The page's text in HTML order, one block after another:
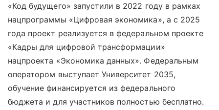
«Код будущего» запустили в 2022 году в рамках
нацпрограммы «Цифровая экономика», а с 2025
года проект реализуется в федеральном проекте
«Кадры для цифровой трансформации»
нацпроекта «Экономика данных». Федеральным
оператором выступает Университет 2035,
обучение финансируется из федерального
бюджета и для участников полностью бесплатно.